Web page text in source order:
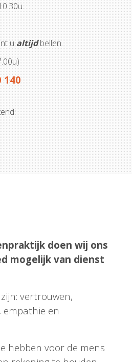
ualtijdbellen.
140
doen wij ons
mogelijk van dienst
vertrouwen,
empathie en
hebben voor de mens